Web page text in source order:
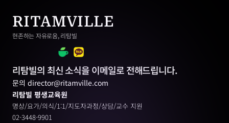
RITAMVILLE
현존하는 자유로움, 리탐빌
리탐빌의 최신 소식을 이메일로 전해드립니다.
문의 director@ritamville.com
리탐빌 평생교육원
명상/요가/의식/1:1/지도자과정/상담/교수 지원
02-3448-9901